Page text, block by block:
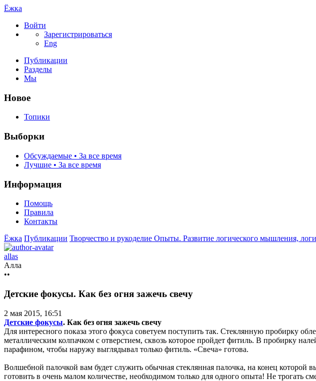
Ёжка
Войти
Зарегистрироваться
Eng
Публикации
Разделы
Мы
Новое
Топики
Выборки
Обсуждаемые • За все время
Лучшие • За все время
Информация
Помощь
Правила
Контакты
Ёжка Публикации Творчество и рукоделие Опыты. Развитие логического мышления,
allas
Алла
••
Детские фокусы. Как без огня зажечь свечу
2 мая 2015, 16:51
Детские фокусы. Как без огня зажечь свечу
Для интересного показа этого фокуса советуем поступить так. Стеклянную пробирку
металлическим колпачком с отверстием, сквозь которое пройдет фитиль. В пробирку
парафином, чтобы наружу выглядывал только фитиль. «Свеча» готова.
Волшебной палочкой вам будет служить обычная стеклянная палочка, на конец
готовить в очень малом количестве, необходимом только для одного опыта! Не трогать